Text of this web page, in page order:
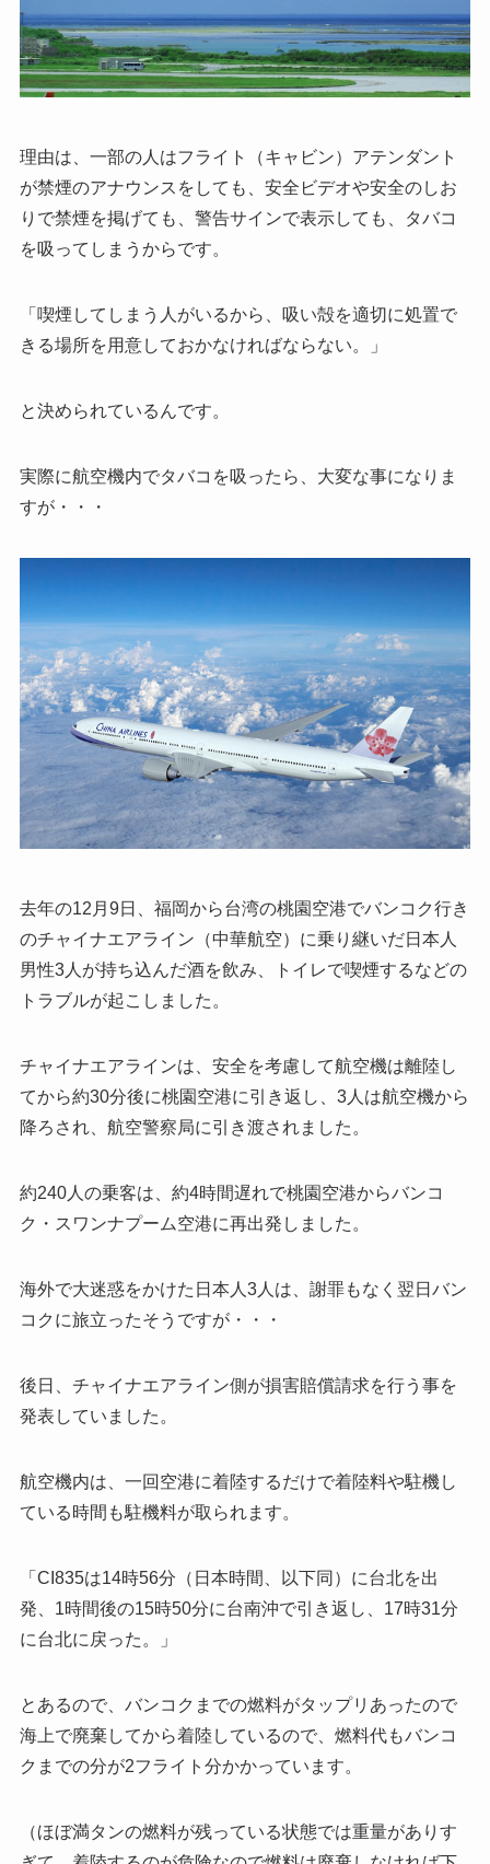
理由は、一部の人はフライト（キャビン）アテンダント
が禁煙のアナウンスをしても、安全ビデオや安全のしお
りで禁煙を掲げても、警告サインで表示しても、タバコ
を吸ってしまうからです。
「喫煙してしまう人がいるから、吸い殻を適切に処置で
きる場所を用意しておかなければならない。」
と決められているんです。
実際に航空機内でタバコを吸ったら、大変な事になりま
すが・・・
去年の12月9日、福岡から台湾の桃園空港でバンコク行き
のチャイナエアライン（中華航空）に乗り継いだ日本人
男性3人が持ち込んだ酒を飲み、トイレで喫煙するなどの
トラブルが起こしました。
チャイナエアラインは、安全を考慮して航空機は離陸し
てから約30分後に桃園空港に引き返し、3人は航空機から
降ろされ、航空警察局に引き渡されました。
約240人の乗客は、約4時間遅れで桃園空港からバンコ
ク・スワンナプーム空港に再出発しました。
海外で大迷惑をかけた日本人3人は、謝罪もなく翌日バン
コクに旅立ったそうですが・・・
後日、チャイナエアライン側が損害賠償請求を行う事を
発表していました。
航空機内は、一回空港に着陸するだけで着陸料や駐機し
ている時間も駐機料が取られます。
「CI835は14時56分（日本時間、以下同）に台北を出
発、1時間後の15時50分に台南沖で引き返し、17時31分
に台北に戻った。」
とあるので、バンコクまでの燃料がタップリあったので
海上で廃棄してから着陸しているので、燃料代もバンコ
クまでの分が2フライト分かかっています。
（ほぼ満タンの燃料が残っている状態では重量がありす